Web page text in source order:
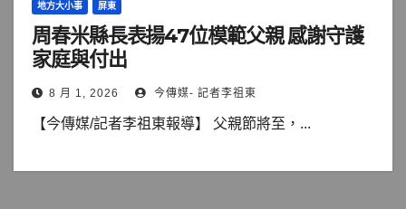
地方大小事 屏東
周春米縣長表揚47位模範父親 感謝守護
家庭與付出
8 月 1, 2026 今傳媒- 記者李祖東
【今傳媒/記者李祖東報導】 父親節將至，...